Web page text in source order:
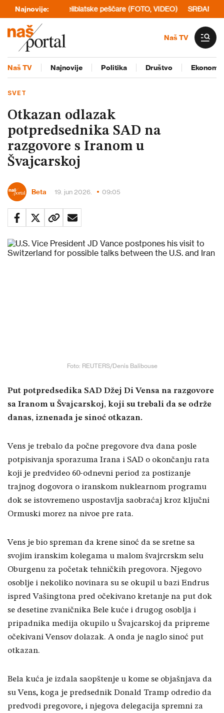
Najnovije:
iz Deliblatske peščare (FOTO, VIDEO) SRĐAN
Naš TV
Naš TV Najnovije Politika Društvo
SVET
Otkazan odlazak
potpredsednika SAD na
razgovore s Iranom u
Švajcarskoj
Beta 19. jun 2026. 09:05
Foto: REUTERS/Denis Balibouse
Put potpredsedika SAD Džej Di Vensa na razgovore
sa Iranom u Švajcarskoj, koji su trebali da se održe
danas, iznenada je sinoć otkazan.
Vens je trebalo da počne pregovore dva dana posle
potpisivanja sporazuma Irana i SAD o okončanju rata
koji je predvideo 60-odnevni period za postizanje
trajnog dogovora o iranskom nuklearnom programu
dok se istovremeno uspostavlja saobraćaj kroz ključni
Ormuski morez na nivoe pre rata.
Vens je bio spreman da krene sinoć da se sretne sa
svojim iranskim kolegama u malom švajrcrskm selu
Oburgenu za početak tehničkih pregovora. Njegovo
osoblje i nekoliko novinara su se okupil u bazi Endrus
ispred Vašingtona pred očekivano kretanje na put dok
se desetine zvaničnika Bele kuće i drugog osoblja i
pripadnika medija okupilo u Švajcarskoj da pripreme
očekivani Vensov dolazak. A onda je naglo sinoć put
otkazan.
Bela kuća je izdala saopštenje u kome se objašnjava da
su Vens, koga je predsednik Donald Tramp odredio da
predvodi pregovore, i njegova delegacija spremni za